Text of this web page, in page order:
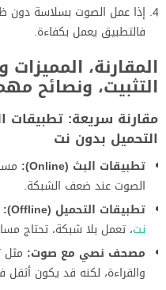
إذا عمل الصوت بسلاسة دون
فالتطبيق يعمل بكفاءة.
المقارنة،
التثبيت، ونصائح
مقارنة سريعة: تطبيقات
التحميل بدون نت
تطبيقات البث (Online):
الصوت عند ضعف الشبكة.
تطبيقات التحميل (Offline):
نت، تعمل بلا شبكة، تحتاج
مصحف نصي مع صوت:
والقراءة، لكنه قد يكون